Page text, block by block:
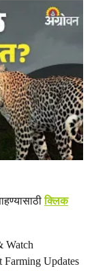
क्लिक
Watch
Farming Updates